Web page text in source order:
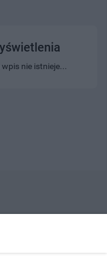
nie istnieje...
Serwis Informacyjny Miasta